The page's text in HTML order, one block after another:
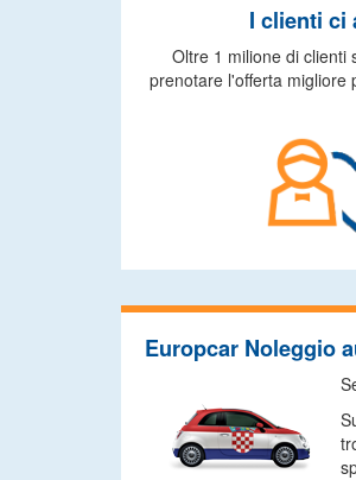
I clienti ci
Oltre 1 milione di clienti
prenotare l'offerta migliore
Europcar Noleggio